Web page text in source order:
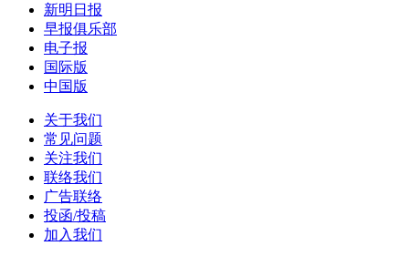
新明日报
早报俱乐部
电子报
国际版
中国版
关于我们
常见问题
关注我们
联络我们
广告联络
投函/投稿
加入我们